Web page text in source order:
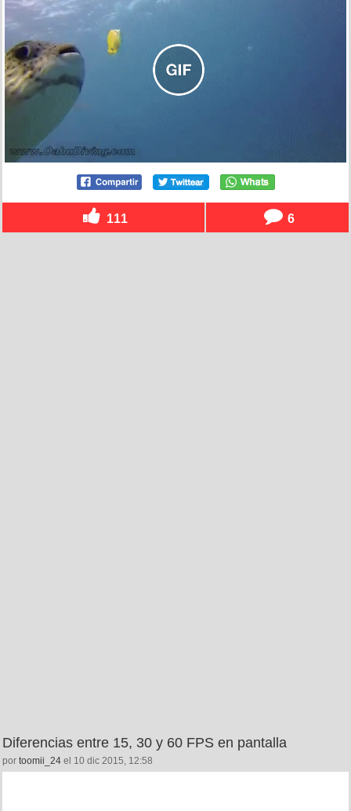
111 6
Diferencias entre 15, 30 y 60 FPS en pantalla
por toomii_24 el 10 dic 2015, 12:58